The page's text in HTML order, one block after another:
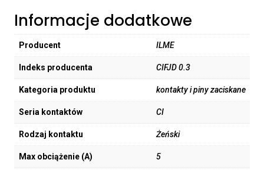
Informacje dodatkowe
Producent ILME
Indeks producenta CIFJD 0.3
Kategoria produktu kontakty i piny zaciskane
Seria kontaktów CI
Rodzaj kontaktu Żeński
Max obciążenie (A) 5